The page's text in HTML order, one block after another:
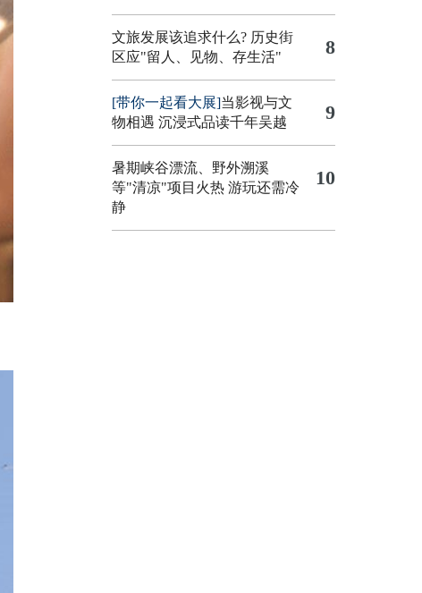
文旅发展该追求什么? 历史街
区应"留人、见物、存生活"
8
[带你一起看大展]当影视与文
物相遇 沉浸式品读千年吴越
9
暑期峡谷漂流、野外溯溪
等"清凉"项目火热 游玩还需冷
静
10